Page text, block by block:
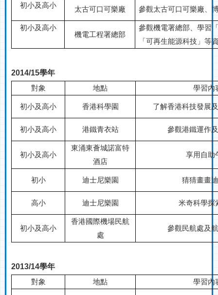
初小及高小
太古可口可樂廠 參觀太古可口可樂廠、
初小及高小
機電工程署總部
參觀機電署總部、學習
「可再生能源科技」等
2014/15學年
對象
地點 學習內
初小及高小 香港科學園 了解香港科技發展
初小及高小 港鐵青衣站 參觀港鐵運作
初小及高小
東涌東薈城諾富特
酒店
享用自助
初小 迪士尼樂園 猜猜畫畫
高小 迪士尼樂園 米奇科學探
初小及高小
香港國際機場民航
處
參觀民航處及
2013/14學年
對象
地點 學習內